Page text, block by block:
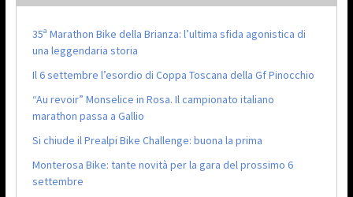
35ª Marathon Bike della Brianza: l’ultima sfida agonistica di
una leggendaria storia
Il 6 settembre l’esordio di Coppa Toscana della Gf Pinocchio
“Au revoir” Monselice in Rosa. Il campionato italiano
marathon passa a Gallio
Si chiude il Prealpi Bike Challenge: buona la prima
Monterosa Bike: tante novità per la gara del prossimo 6
settembre